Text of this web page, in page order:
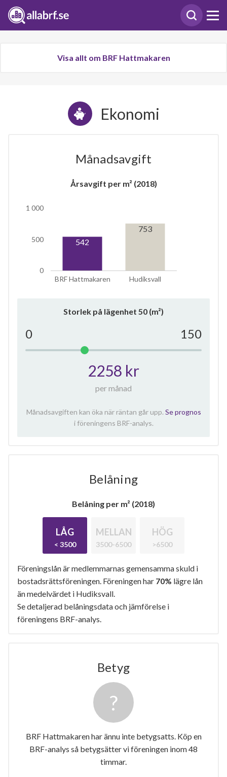
Visa allt om BRF Hattmakaren
Ekonomi
Månadsavgift
Årsavgift per m² (2018)
BRF Hattmakaren Hudiksvall
0
500
1 000
542
753
Storlek på lägenhet 50 (m²)
0 150
2258 kr
per månad
Månadsavgiften kan öka när räntan går upp. Se prognos
i föreningens BRF-analys.
Belåning
Belåning per m² (2018)
LÅG
< 3500
MELLAN
3500-6500
HÖG
>6500
Föreningslån är medlemmarnas gemensamma skuld i
bostadsrättsföreningen. Föreningen har 70% lägre lån
än medelvärdet i Hudiksvall.
Se detaljerad belåningsdata och jämförelse i
föreningens BRF-analys.
Betyg
BRF Hattmakaren har ännu inte betygsatts. Köp en
BRF-analys så betygsätter vi föreningen inom 48
timmar.